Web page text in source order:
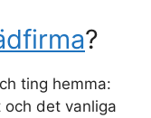
?
ting hemma:
det vanliga